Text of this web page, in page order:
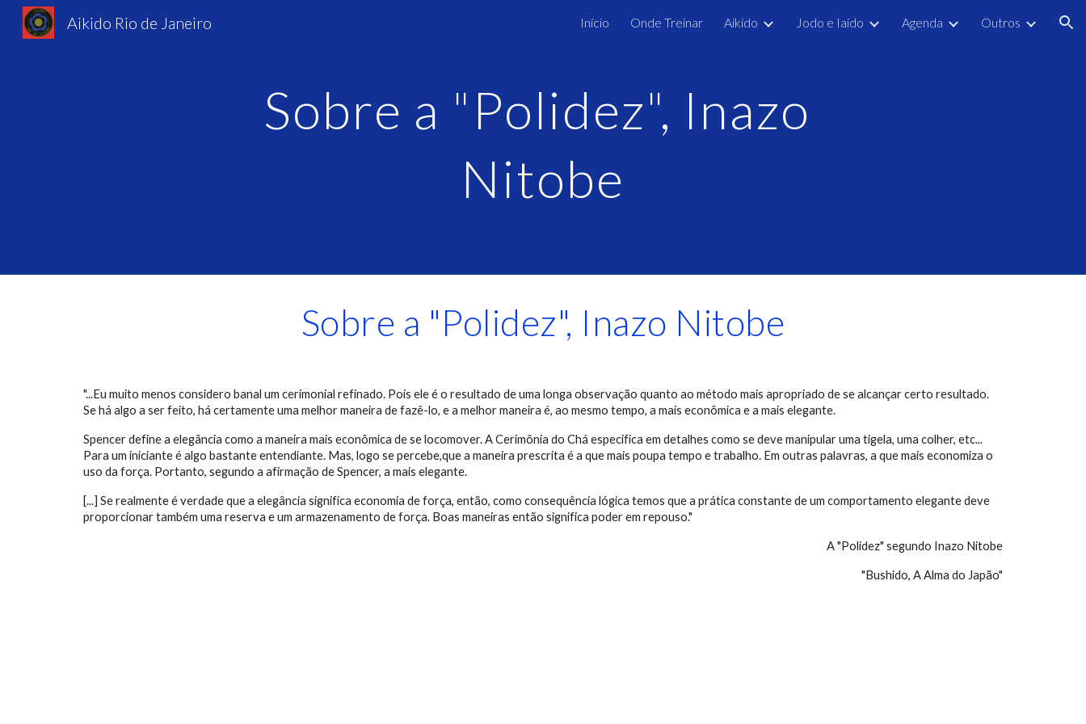
Skip to navigation
Aikido Rio de Janeiro Início Onde Treinar Aikido Jodo e Iaido Agenda Outros
Sobre a "Polidez", Inazo
Nitobe
Sobre a "Polidez", Inazo Nitobe
"...Eu muito menos considero banal um cerimonial refinado. Pois ele é o resultado de uma longa observação quanto ao método mais apropriado de se alcançar certo resultado.
Se há algo a ser feito, há certamente uma melhor maneira de fazê-lo, e a melhor maneira é, ao mesmo tempo, a mais econômica e a mais elegante.
Spencer define a elegância como a maneira mais econômica de se locomover. A Cerimônia do Chá especifica em detalhes como se deve manipular uma tigela, uma colher, etc...
Para um iniciante é algo bastante entendiante. Mas, logo se percebe,que a maneira prescrita é a que mais poupa tempo e trabalho. Em outras palavras, a que mais economiza o
uso da força. Portanto, segundo a afirmação de Spencer, a mais elegante.
[...] Se realmente é verdade que a elegância significa economia de força, então, como consequência lógica temos que a prática constante de um comportamento elegante deve
proporcionar também uma reserva e um armazenamento de força. Boas maneiras então significa poder em repouso."
A "Polidez" segundo Inazo Nitobe
"Bushido, A Alma do Japão"